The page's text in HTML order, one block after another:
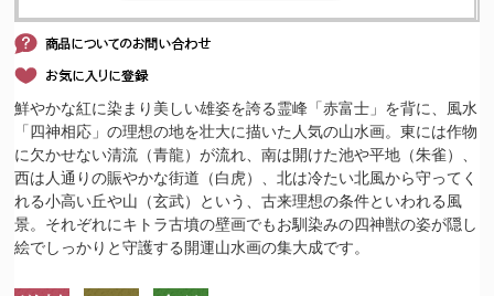
鮮やかな紅に染まり美しい雄姿を誇る霊峰「赤富士」を背に、風水
「四神相応」の理想の地を壮大に描いた人気の山水画。東には作物
に欠かせない清流（青龍）が流れ、南は開けた池や平地（朱雀）、
西は人通りの賑やかな街道（白虎）、北は冷たい北風から守ってく
れる小高い丘や山（玄武）という、古来理想の条件といわれる風
景。それぞれにキトラ古墳の壁画でもお馴染みの四神獣の姿が隠し
絵でしっかりと守護する開運山水画の集大成です。